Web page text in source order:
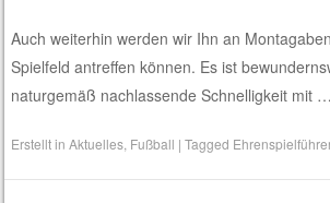
Auch weiterhin werden wir Ihn an
Spielfeld antreffen können. Es ist
naturgemäß nachlassende Schnelligkeit mit …
Erstellt inAktuelles Fußball |Tagged